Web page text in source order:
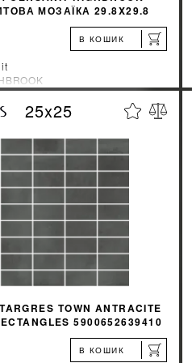
МОЗАЇКА 29.8X29.8
В КОШИК
Украина
ДІЗНАТИСЯ ЗНИЖКУ %
КУПИТИ
25x25
TOWN ANTRACITE
5900652639410
В КОШИК